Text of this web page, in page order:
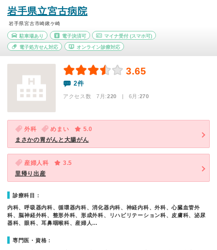
岩手県立宮古病院
岩手県宮古市崎鍬ケ崎
駐車場あり 電子決済可 マイナ受付 (スマホ可)
電子処方せん対応 オンライン診療対応
3.65
2件
アクセス数 7月:220 | 6月:270
外科 めまい
5.0
まさかの胃がんと大腸がん
産婦人科
3.5
里帰り出産
診療科目：
内科、呼吸器内科、循環器内科、消化器内科、神経内科、外科、心臓血管外
科、脳神経外科、整形外科、形成外科、リハビリテーション科、皮膚科、泌尿
器科、眼科、耳鼻咽喉科、産婦人…
専門医・資格：